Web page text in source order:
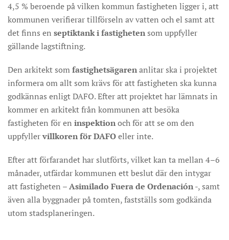
4,5 % beroende på vilken kommun fastigheten ligger i, att
kommunen verifierar tillförseln av vatten och el samt att
det finns en septiktank i fastigheten som uppfyller
gällande lagstiftning.
Den arkitekt somfastighetsägarenanlitar ska i projektet
informera om allt som krävs för att fastigheten ska kunna
godkännas enligt DAFO. Efter att projektet har lämnats in
kommer en arkitekt från kommunen att besöka
fastigheten för en inspektionoch för att se om den
uppfyllervillkoren för DAFOeller inte.
Efter att förfarandet har slutförts, vilket kan ta mellan 4–6
månader, utfärdar kommunen ett beslut där den intygar
att fastigheten –Asimilado Fuera de Ordenación-, samt
även alla byggnader på tomten, fastställs som godkända
utom stadsplaneringen.